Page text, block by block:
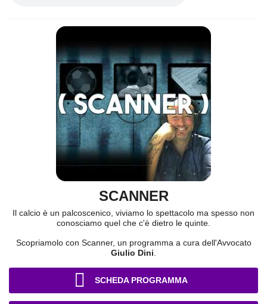
SCANNER
Il calcio è un palcoscenico, viviamo lo spettacolo ma spesso non
conosciamo quel che c'è dietro le quinte.
Scopriamolo con Scanner, un programma a cura dell'Avvocato
Giulio Dini.
SCHEDA PROGRAMMA